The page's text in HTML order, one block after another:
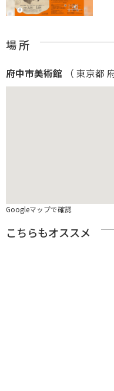
場 所
府中市美術館 （ 東京都
Googleマップで確認
こちらもオススメ